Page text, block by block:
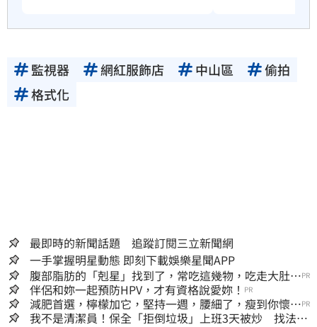
監視器 網紅服飾店 中山區
偷拍
格式化
最即時的新聞話題 追蹤訂閱三立新聞網
一手掌握明星動態 即刻下載娛樂星聞APP
腹部脂肪的「剋星」找到了，常吃這幾物，吃走大肚
囊，瘦出小蠻腰
PR
伴侶和妳一起預防HPV，才有資格說愛妳！ PR
減肥首選，檸檬加它，堅持一週，腰細了，瘦到你懷疑
人生
PR
我不是清潔員！保全「拒倒垃圾」上班3天被炒 找法院